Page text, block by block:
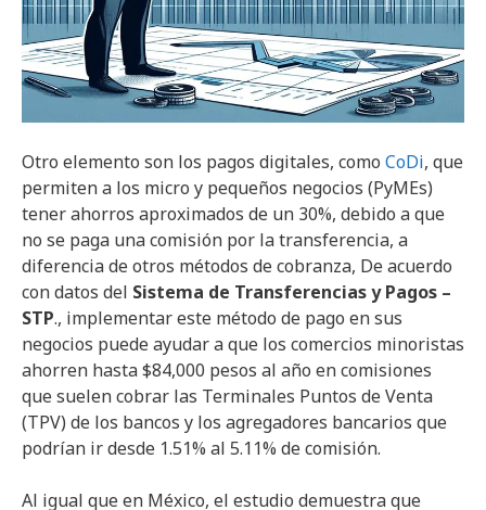
Otro elemento son los pagos digitales, como CoDi, que
permiten a los micro y pequeños negocios (PyMEs)
tener ahorros aproximados de un 30%, debido a que
no se paga una comisión por la transferencia, a
diferencia de otros métodos de cobranza, De acuerdo
con datos del Sistema de Transferencias y Pagos –
STP., implementar este método de pago en sus
negocios puede ayudar a que los comercios minoristas
ahorren hasta $84,000 pesos al año en comisiones
que suelen cobrar las Terminales Puntos de Venta
(TPV) de los bancos y los agregadores bancarios que
podrían ir desde 1.51% al 5.11% de comisión.
Al igual que en México, el estudio demuestra que